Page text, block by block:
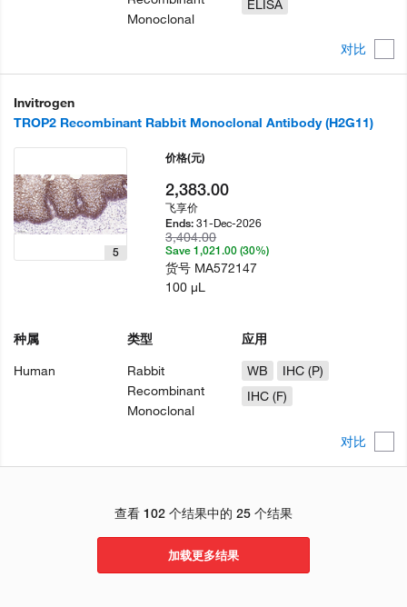
对比
Monoclonal
ELISA
Invitrogen
TROP2 Recombinant Rabbit Monoclonal Antibody (H2G11)
对比
5
种属
Human
类型
Rabbit
Recombinant
Monoclonal
应用
WB
IHC (P)
IHC (F)
价格(元)
2,383.00
飞享价
Ends:31-Dec-2026
3,404.00
Save 1,021.00 (30%)
货号 MA572147
100 µL
查看 102 个结果中的 25 个结果
加载更多结果